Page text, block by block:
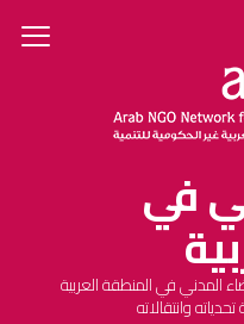
في
المدني في المنطقة العربية
وانتقالاته